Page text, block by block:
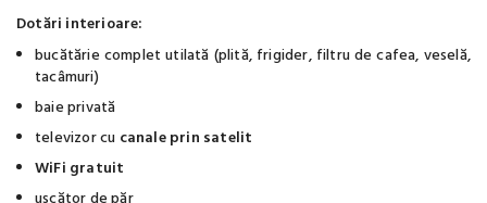
Dotări interioare:
bucătărie complet utilată (plită, frigider, filtru de cafea, veselă,
tacâmuri)
baie privată
televizor cu canale prin satelit
WiFi gratuit